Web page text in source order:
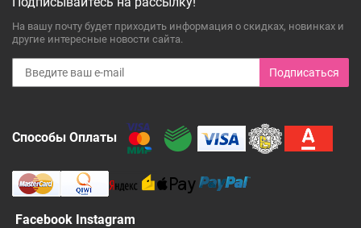
На вашу почту будет приходить информация о скидках, новинках и
другие интересные новости сайта.
Подписаться
Способы Оплаты
Facebook Instagram